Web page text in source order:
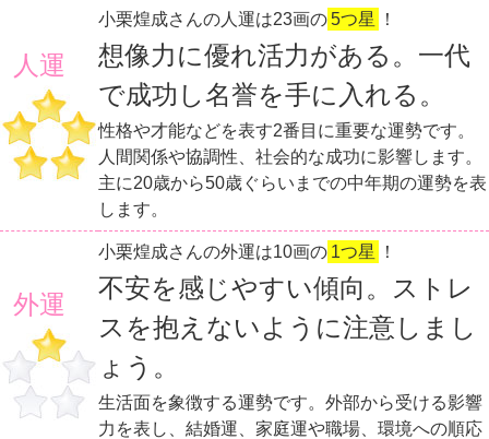
人運
小栗煌成さんの人運は23画の5つ星 ！
想像力に優れ活力がある。一代
で成功し名誉を手に入れる。
性格や才能などを表す2番目に重要な運勢です。
人間関係や協調性、社会的な成功に影響します。
主に20歳から50歳ぐらいまでの中年期の運勢を表
します。
外運
小栗煌成さんの外運は10画の 1つ星 ！
不安を感じやすい傾向。ストレ
スを抱えないように注意しまし
ょう。
生活面を象徴する運勢です。外部から受ける影響
力を表し、結婚運、家庭運や職場、環境への順応